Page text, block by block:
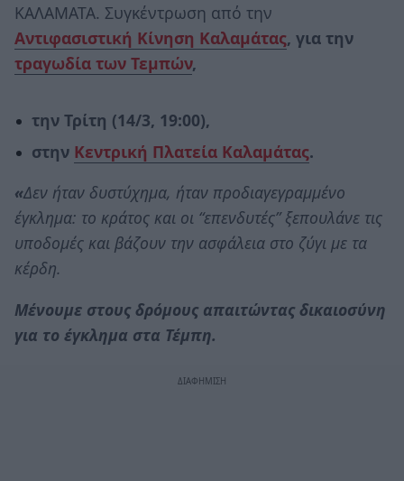
ΚΑΛΑΜΑΤΑ. Συγκέντρωση από την
Αντιφασιστική Κίνηση Καλαμάτας, για την
τραγωδία των Τεμπών,
την Τρίτη (14/3, 19:00),
στην Κεντρική Πλατεία Καλαμάτας.
«Δεν ήταν δυστύχημα, ήταν προδιαγεγραμμένο
έγκλημα: το κράτος και οι “επενδυτές” ξεπουλάνε τις
υποδομές και βάζουν την ασφάλεια στο ζύγι με τα
κέρδη.
Μένουμε στους δρόμους απαιτώντας δικαιοσύνη
για το έγκλημα στα Τέμπη.